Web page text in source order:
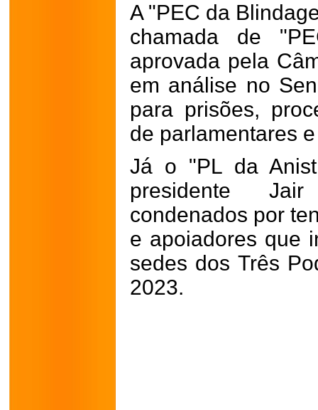
A "PEC da
chamada de
aprovada pela
em análise no
para prisões,
de parlamentares
Já o "PL da
presidente
condenados por
e apoiadores que
sedes dos Três
2023.